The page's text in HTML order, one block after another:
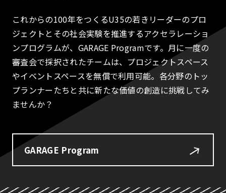
これからの100年をつくるU35の若きリーダーのプロ
ジェクトとその社会実験を推進するアクセラレーショ
ンプログラムが、GARAGE Programです。月に一度の
審査会で採択されたチームは、プロジェクトスペース
やイベントスペースを無償で利用可能。各分野のトッ
プランナーたちと共に新たな価値の創造に挑戦してみ
ませんか？
GARAGE Program